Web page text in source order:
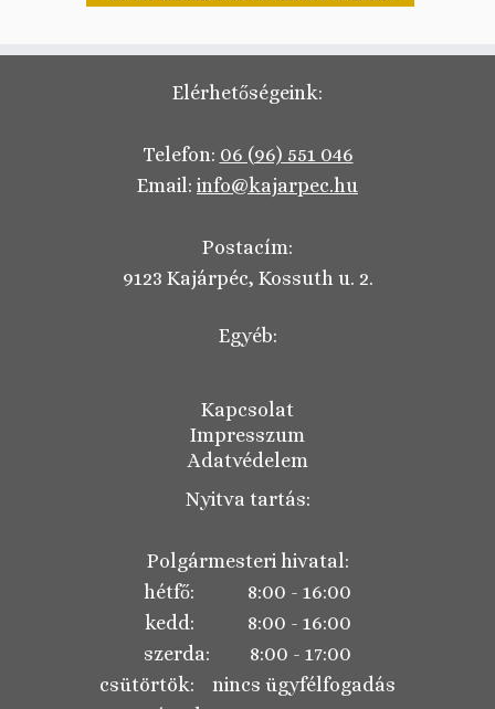
Elérhetőségeink:
Telefon: 06 (96) 551 046
Email: info@kajarpec.hu
Postacím:
9123 Kajárpéc, Kossuth u. 2.
Egyéb:
Kapcsolat
Impresszum
Adatvédelem
Nyitva tartás:
Polgármesteri hivatal:
hétfő: 8:00 - 16:00
kedd: 8:00 - 16:00
szerda: 8:00 - 17:00
csütörtök: nincs ügyfélfogadás